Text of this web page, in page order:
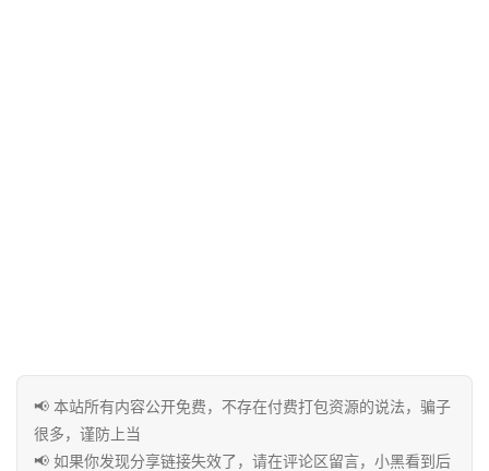
用
工
具
📢 本站所有内容公开免费，不存在付费打包资源的说法，骗子
很多，谨防上当
📢 如果你发现分享链接失效了，请在评论区留言，小黑看到后